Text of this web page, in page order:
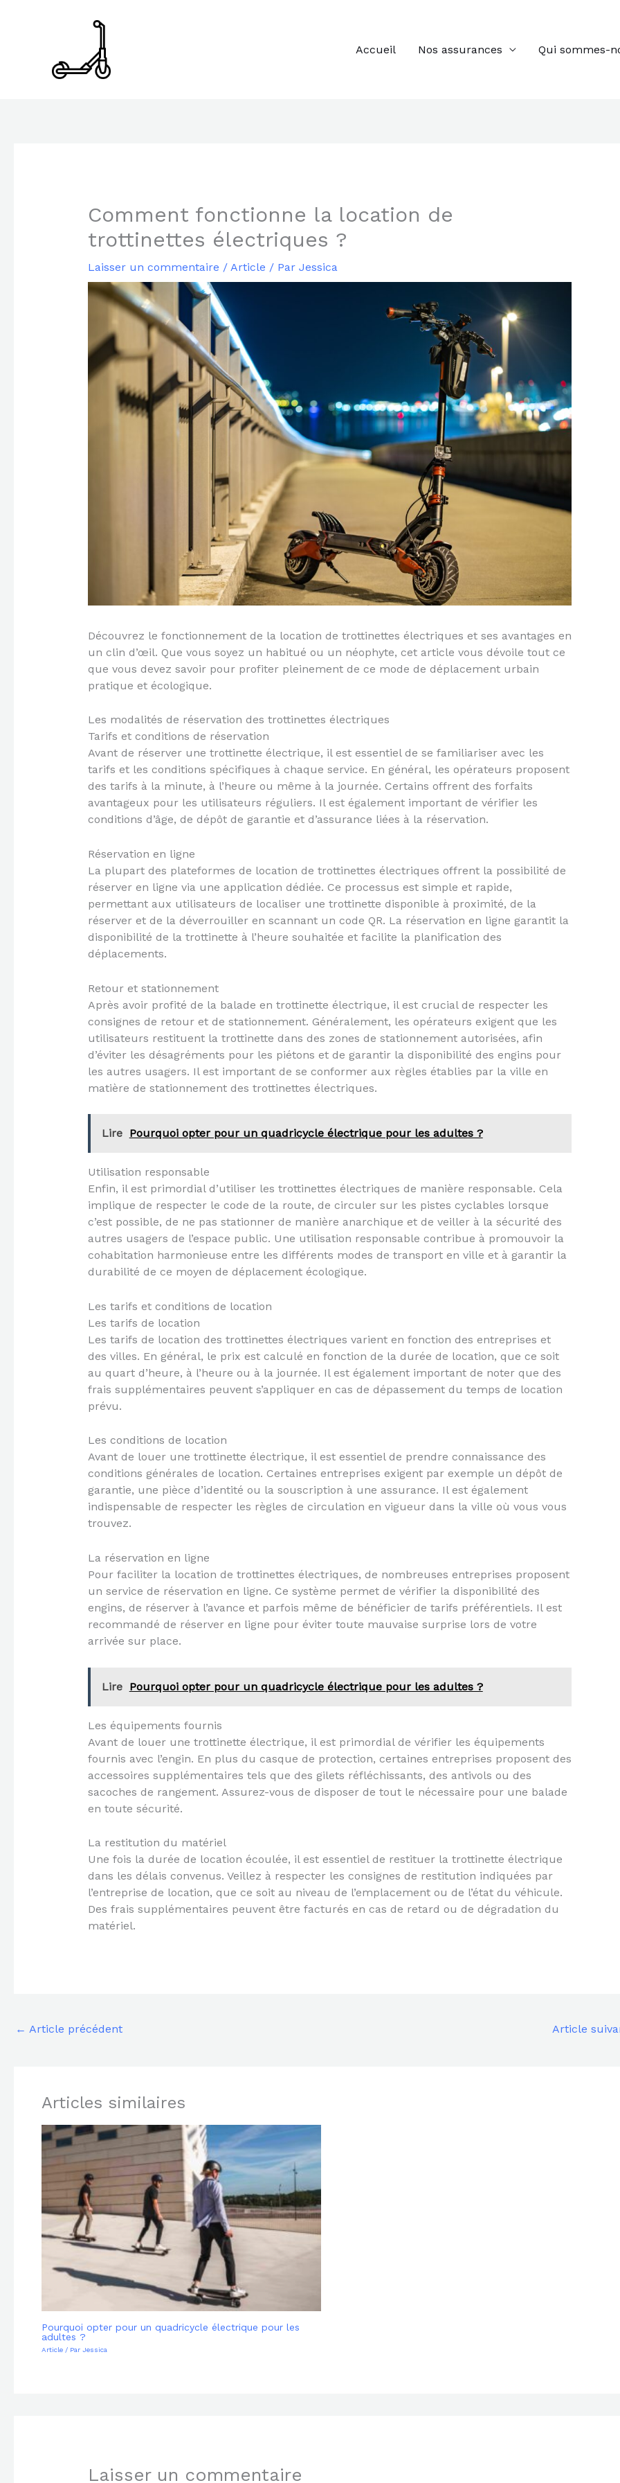
Accueil Nos assurances Qui sommes-
Comment fonctionne la location de
trottinettes électriques ?
Laisser un commentaire / Article / Par Jessica
Découvrez le fonctionnement de la location de trottinettes électriques et ses avantages en
un clin d’œil. Que vous soyez un habitué ou un néophyte, cet article vous dévoile tout ce
que vous devez savoir pour profiter pleinement de ce mode de déplacement urbain
pratique et écologique.
Les modalités de réservation des trottinettes électriques
Tarifs et conditions de réservation
Avant de réserver une trottinette électrique, il est essentiel de se familiariser avec les
tarifs et les conditions spécifiques à chaque service. En général, les opérateurs proposent
des tarifs à la minute, à l’heure ou même à la journée. Certains offrent des forfaits
avantageux pour les utilisateurs réguliers. Il est également important de vérifier les
conditions d’âge, de dépôt de garantie et d’assurance liées à la réservation.
Réservation en ligne
La plupart des plateformes de location de trottinettes électriques offrent la possibilité de
réserver en ligne via une application dédiée. Ce processus est simple et rapide,
permettant aux utilisateurs de localiser une trottinette disponible à proximité, de la
réserver et de la déverrouiller en scannant un code QR. La réservation en ligne garantit la
disponibilité de la trottinette à l’heure souhaitée et facilite la planification des
déplacements.
Retour et stationnement
Après avoir profité de la balade en trottinette électrique, il est crucial de respecter les
consignes de retour et de stationnement. Généralement, les opérateurs exigent que les
utilisateurs restituent la trottinette dans des zones de stationnement autorisées, afin
d’éviter les désagréments pour les piétons et de garantir la disponibilité des engins pour
les autres usagers. Il est important de se conformer aux règles établies par la ville en
matière de stationnement des trottinettes électriques.
Lire Pourquoi opter pour un quadricycle électrique pour les adultes ?
Utilisation responsable
Enfin, il est primordial d’utiliser les trottinettes électriques de manière responsable. Cela
implique de respecter le code de la route, de circuler sur les pistes cyclables lorsque
c’est possible, de ne pas stationner de manière anarchique et de veiller à la sécurité des
autres usagers de l’espace public. Une utilisation responsable contribue à promouvoir la
cohabitation harmonieuse entre les différents modes de transport en ville et à garantir la
durabilité de ce moyen de déplacement écologique.
Les tarifs et conditions de location
Les tarifs de location
Les tarifs de location des trottinettes électriques varient en fonction des entreprises et
des villes. En général, le prix est calculé en fonction de la durée de location, que ce soit
au quart d’heure, à l’heure ou à la journée. Il est également important de noter que des
frais supplémentaires peuvent s’appliquer en cas de dépassement du temps de location
prévu.
Les conditions de location
Avant de louer une trottinette électrique, il est essentiel de prendre connaissance des
conditions générales de location. Certaines entreprises exigent par exemple un dépôt de
garantie, une pièce d’identité ou la souscription à une assurance. Il est également
indispensable de respecter les règles de circulation en vigueur dans la ville où vous vous
trouvez.
La réservation en ligne
Pour faciliter la location de trottinettes électriques, de nombreuses entreprises proposent
un service de réservation en ligne. Ce système permet de vérifier la disponibilité des
engins, de réserver à l’avance et parfois même de bénéficier de tarifs préférentiels. Il est
recommandé de réserver en ligne pour éviter toute mauvaise surprise lors de votre
arrivée sur place.
Lire Pourquoi opter pour un quadricycle électrique pour les adultes ?
Les équipements fournis
Avant de louer une trottinette électrique, il est primordial de vérifier les équipements
fournis avec l’engin. En plus du casque de protection, certaines entreprises proposent des
accessoires supplémentaires tels que des gilets réfléchissants, des antivols ou des
sacoches de rangement. Assurez-vous de disposer de tout le nécessaire pour une balade
en toute sécurité.
La restitution du matériel
Une fois la durée de location écoulée, il est essentiel de restituer la trottinette électrique
dans les délais convenus. Veillez à respecter les consignes de restitution indiquées par
l’entreprise de location, que ce soit au niveau de l’emplacement ou de l’état du véhicule.
Des frais supplémentaires peuvent être facturés en cas de retard ou de dégradation du
matériel.
← Article précédent Article
Articles similaires
Pourquoi opter pour un quadricycle électrique pour les
adultes ?
Article / Par Jessica
Laisser un commentaire